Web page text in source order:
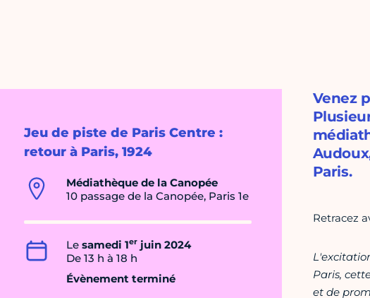
Jeu de piste de Paris Centre :
retour à Paris, 1924
Médiathèque de la Canopée
10 passage de la Canopée, Paris 1e
Le samedi 1er juin 2024
De 13 h à 18 h
Évènement terminé
Venez
Paris.
Retracez
Paris,
et de